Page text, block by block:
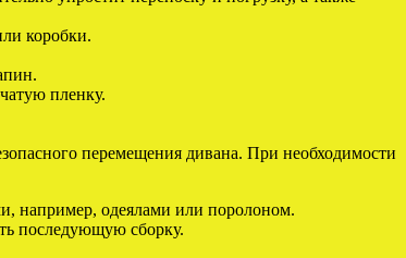
коробки.
пленку.
перемещения дивана. При необходимости
например, одеялами или поролоном.
последующую сборку.